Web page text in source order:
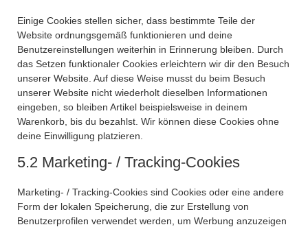
Einige Cookies stellen sicher, dass bestimmte Teile der
Website ordnungsgemäß funktionieren und deine
Benutzereinstellungen weiterhin in Erinnerung bleiben. Durch
das Setzen funktionaler Cookies erleichtern wir dir den Besuch
unserer Website. Auf diese Weise musst du beim Besuch
unserer Website nicht wiederholt dieselben Informationen
eingeben, so bleiben Artikel beispielsweise in deinem
Warenkorb, bis du bezahlst. Wir können diese Cookies ohne
deine Einwilligung platzieren.
5.2 Marketing- / Tracking-Cookies
Marketing- / Tracking-Cookies sind Cookies oder eine andere
Form der lokalen Speicherung, die zur Erstellung von
Benutzerprofilen verwendet werden, um Werbung anzuzeigen